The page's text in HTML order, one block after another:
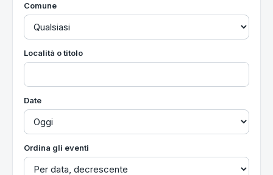
Comune
Località o titolo
Date
Ordina gli eventi